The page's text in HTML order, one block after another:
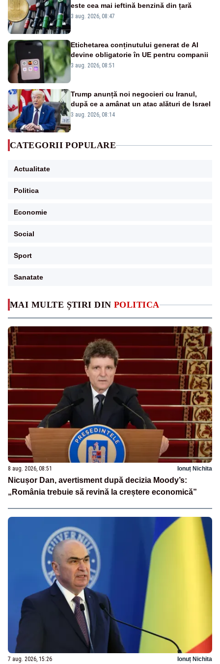
MAI MULTE ȘTIRI DIN POLITICA
8 aug. 2026, 08:51 Ionuț Nichita
Nicușor Dan, avertisment după decizia Moody’s:
„România trebuie să revină la creștere economică”
7 aug. 2026, 15:26 Ionuț Nichita
este cea mai ieftină benzină din țară
3 aug. 2026, 08:47
Etichetarea conținutului generat de AI
devine obligatorie în UE pentru companii
3 aug. 2026, 08:51
Trump anunță noi negocieri cu Iranul,
după ce a amânat un atac alături de Israel
3 aug. 2026, 08:14
CATEGORII POPULARE
Actualitate
Politica
Economie
Social
Sport
Sanatate